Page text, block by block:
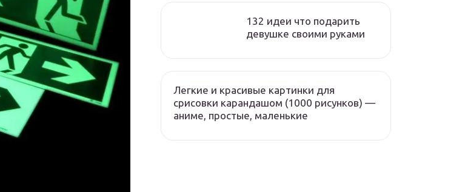
132 идеи что подарить
девушке своими руками
Легкие и красивые картинки для
срисовки карандашом (1000 рисунков) —
аниме, простые, маленькие